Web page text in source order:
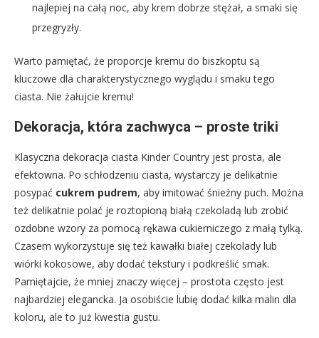
najlepiej na całą noc, aby krem dobrze stężał, a smaki się
przegryzły.
Warto pamiętać, że proporcje kremu do biszkoptu są
kluczowe dla charakterystycznego wyglądu i smaku tego
ciasta. Nie żałujcie kremu!
Dekoracja, która zachwyca – proste triki
Klasyczna dekoracja ciasta Kinder Country jest prosta, ale
efektowna. Po schłodzeniu ciasta, wystarczy je delikatnie
posypać cukrem pudrem, aby imitować śnieżny puch. Można
też delikatnie polać je roztopioną białą czekoladą lub zrobić
ozdobne wzory za pomocą rękawa cukierniczego z małą tylką.
Czasem wykorzystuje się też kawałki białej czekolady lub
wiórki kokosowe, aby dodać tekstury i podkreślić smak.
Pamiętajcie, że mniej znaczy więcej – prostota często jest
najbardziej elegancka. Ja osobiście lubię dodać kilka malin dla
koloru, ale to już kwestia gustu.